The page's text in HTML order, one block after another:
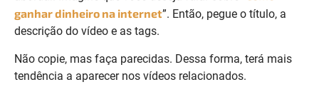
tendência a aparecer nos vídeos relacionados.
23. TESTE O SOM